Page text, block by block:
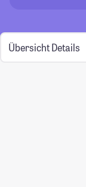
Übersicht Details